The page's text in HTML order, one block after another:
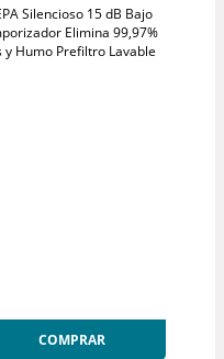
Silencioso 15 dB Bajo
Elimina 99,97%
y Humo Prefiltro Lavable
COMPRAR